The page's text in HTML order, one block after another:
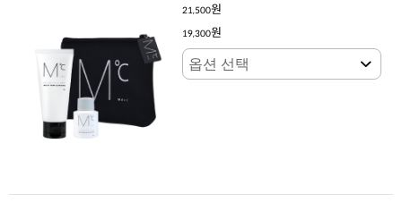
21,500원
19,300원